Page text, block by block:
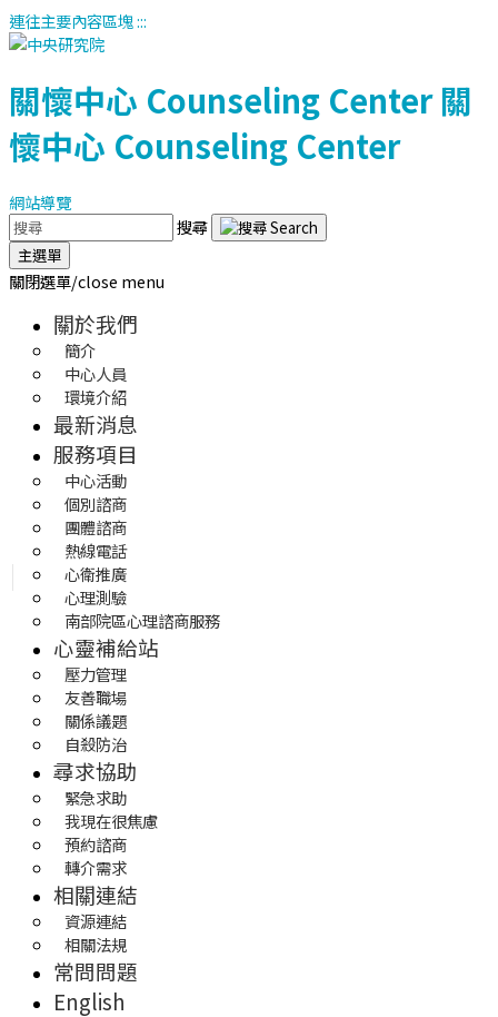
連往主要內容區塊:::
關懷中心 Counseling Center 關
懷中心 Counseling Center
網站導覽
搜尋
主選單
關閉選單/close menu
關於我們
簡介
中心人員
環境介紹
最新消息
服務項目
中心活動
個別諮商
團體諮商
熱線電話
心衛推廣
心理測驗
南部院區心理諮商服務
心靈補給站
壓力管理
友善職場
關係議題
自殺防治
尋求協助
緊急求助
我現在很焦慮
預約諮商
轉介需求
相關連結
資源連結
相關法規
常問問題
English